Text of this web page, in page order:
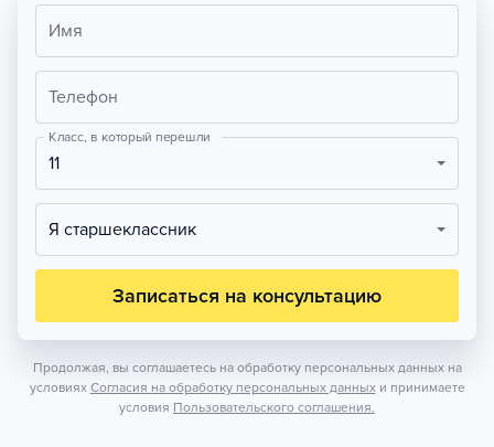
Имя
Телефон
Класс, в который перешли
11
Я старшеклассник
Записаться на консультацию
Продолжая, вы соглашаетесь на обработку персональных данных на
условиях Согласия на обработку персональных данных и принимаете
условия Пользовательского соглашения.